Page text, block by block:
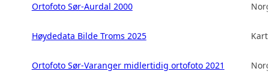
Ortofoto Sør-Aurdal 2000
Høydedata Bilde Troms 2025
Ortofoto Sør-Varanger midlertidig ortofoto 2021